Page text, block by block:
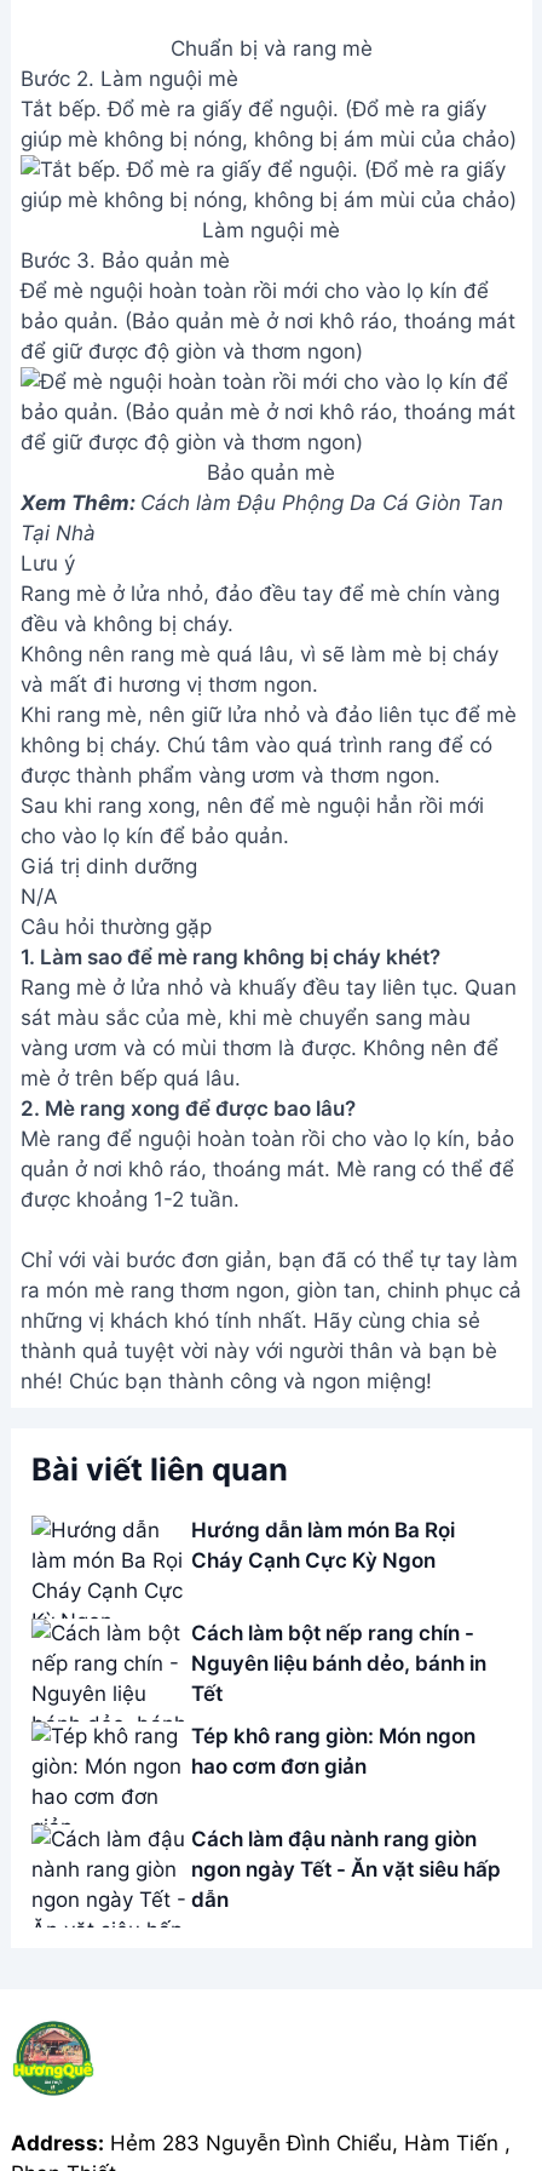
Lưu ý
Rang mè ở lửa nhỏ, đảo đều tay để mè chín vàng
đều và không bị cháy.
Không nên rang mè quá lâu, vì sẽ làm mè bị cháy
và mất đi hương vị thơm ngon.
Khi rang mè, nên giữ lửa nhỏ và đảo liên tục để mè
không bị cháy. Chú tâm vào quá trình rang để có
được thành phẩm vàng ươm và thơm ngon.
Sau khi rang xong, nên để mè nguội hẳn rồi mới
cho vào lọ kín để bảo quản.
Giá trị dinh dưỡng
N/A
Câu hỏi thường gặp
1. Làm sao để mè rang không bị cháy khét?
Rang mè ở lửa nhỏ và khuấy đều tay liên tục. Quan
sát màu sắc của mè, khi mè chuyển sang màu
vàng ươm và có mùi thơm là được. Không nên để
mè ở trên bếp quá lâu.
2. Mè rang xong để được bao lâu?
Mè rang để nguội hoàn toàn rồi cho vào lọ kín, bảo
quản ở nơi khô ráo, thoáng mát. Mè rang có thể để
được khoảng 1-2 tuần.
Chỉ với vài bước đơn giản, bạn đã có thể tự tay làm
ra món mè rang thơm ngon, giòn tan, chinh phục cả
những vị khách khó tính nhất. Hãy cùng chia sẻ
thành quả tuyệt vời này với người thân và bạn bè
nhé! Chúc bạn thành công và ngon miệng!
Bài viết liên quan
Hướng dẫn làm món Ba Rọi
Cháy Cạnh Cực Kỳ Ngon
Cách làm bột nếp rang chín -
Nguyên liệu bánh dẻo, bánh in
Tết
Tép khô rang giòn: Món ngon
hao cơm đơn giản
Cách làm đậu nành rang giòn
ngon ngày Tết - Ăn vặt siêu hấp
Address:Hẻm 283 Nguyễn Đình Chiểu, Hàm Tiến ,
Phan Thiết
Email: [email protected]
THÔNG TIN
Giới Thiệu
Menu
Liên hệ